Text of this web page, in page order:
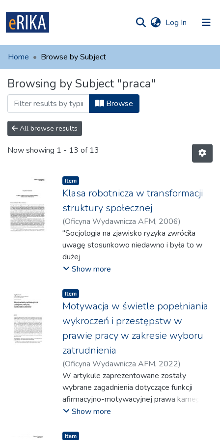
Log In (current)
UAFM
For authors
Help
Contact
Home Browse by Subject
Browsing by Subject "praca"
Browse
All browse results
Now showing 1 - 13 of 13
Item
Klasa robotnicza w transformacji
struktury społecznej
(Oficyna Wydawnicza AFM, 2006)
Blachnicki, Bogusław
"Socjologia na zjawisko ryzyka zwróciła
uwagę stosunkowo niedawno i była to w
dużej
mierze odpowiedź na zagrożenia związane
Ryzyko zazwyczaj ujmowane jest jako
swoista właściwość świata składającego
się z bardzo złożonych i chaotycznych
układów i w tym sensie jest ono stałym
oraz
w dużej mierze niezależnym od stanów
świadomości komponentem
podejmowanych
przez człowieka działań, których wynik jest
nieznany bądź niepewny."(...)
Show more
Item
Motywacja w świetle popełniania
wykroczeń i przestępstw w
prawie pracy w zakresie wyboru
zatrudnienia
(Oficyna Wydawnicza AFM, 2022)
Piwowarska, Kinga
W artykule zaprezentowane zostały
wybrane zagadnienia dotyczące funkcji
afirmacyjno-motywacyjnej prawa karnego.
Prawo karne jest narzędziem
danej społeczności zachowania,
Show more
Item